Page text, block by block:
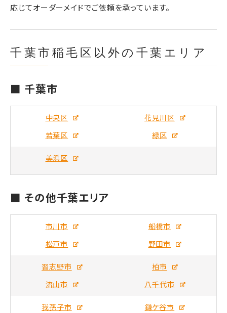
応じてオーダーメイドでご依頼を承っています。
千葉市稲毛区以外の千葉エリア
■ 千葉市
中央区
花見川区
若葉区
緑区
美浜区
■ その他千葉エリア
市川市
船橋市
松戸市
野田市
習志野市
柏市
流山市
八千代市
我孫子市
鎌ケ谷市